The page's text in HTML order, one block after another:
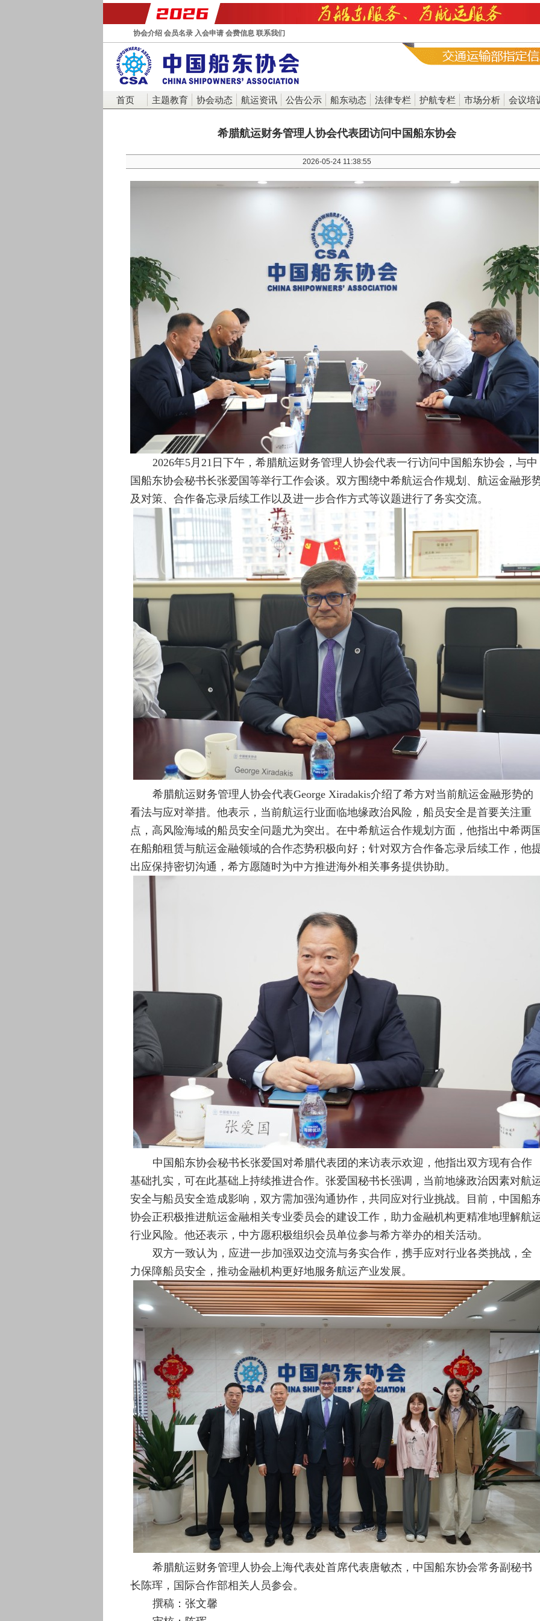
协会介绍 会员名录 入会申请 会费信息 联系我们
首页 主题教育 协会动态 航运资讯 公告公示 船东动态 法律专栏 护航专栏 市场分析 会议培
希腊航运财务管理人协会代表团访问中国船东协会
2026-05-24 11:38:55
2026年5月21 日下午 ，希腊航运财务管理人协会代表一行访问中国船东协会，与中
国船东协会秘书长张爱国等举行工作会谈。双方围绕中希航运合作规划、航运金融形
及对策、合作备忘录后续工作以及进一步合作方式等议题进行了务实交流。
希腊航运财务管理人协会代表George Xiradakis介绍了希方对当前航运金融形势的
看法与应对举措。他表示，当前航运行业面临地缘政治风险，船员安全是首要关注重
点，高风险海域的船员安全问题尤为突出。在中希航运合作规划方面，他指出中希两
在船舶租赁与航运金融领域的合作态势积极向好；针对双方合作备忘录后续工作，他
出应保持密切沟通，希方愿随时为中方推进海外相关事务提供协助。
中国船东协会秘书长张爱国对希腊代表团的来访表示欢迎，他指出双方现有合作
基础扎实，可在此基础上持续推进合作。张爱国秘书长强调，当前地缘政治因素对航
安全与船员安全造成影响，双方需加强沟通协作，共同应对行业挑战。目前，中国船
协会正积极推进航运金融相关专业委员会的建设工作，助力金融机构更精准地理解航
行业风险。他还表示 ，中方愿积极组织会员单位参与希方举办的相关活动。
双方一致认为，应进一步加强双边交流与务实合作，携手应对行业各类挑战，全
力保障船员安全，推动金融机构更好地服务航运产业发展。
希腊航运财务管理人协会上海代表处首席代表唐敏杰，中国船东协会常务副秘书
长陈珲，国际合作部相关人员参会。
撰稿：张文馨